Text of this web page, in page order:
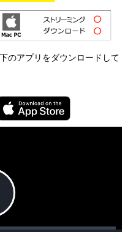
のアプリをダウンロードして